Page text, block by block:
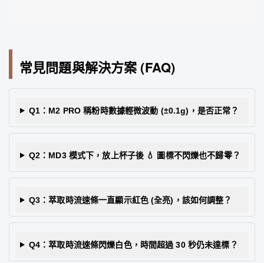
常見問題與解決方案 (FAQ)
Q1：M2 PRO 稱粉時數據輕微波動 (±0.1g)，是否正常？
Q2：MD3 模式下，放上杯子後 💧 圖標不閃爍也不歸零？
Q3：萃取時流速條一直顯示紅色 (全亮)，該如何調整？
Q4：萃取時流速條閃爍白色，時間超過 30 秒仍未達標？